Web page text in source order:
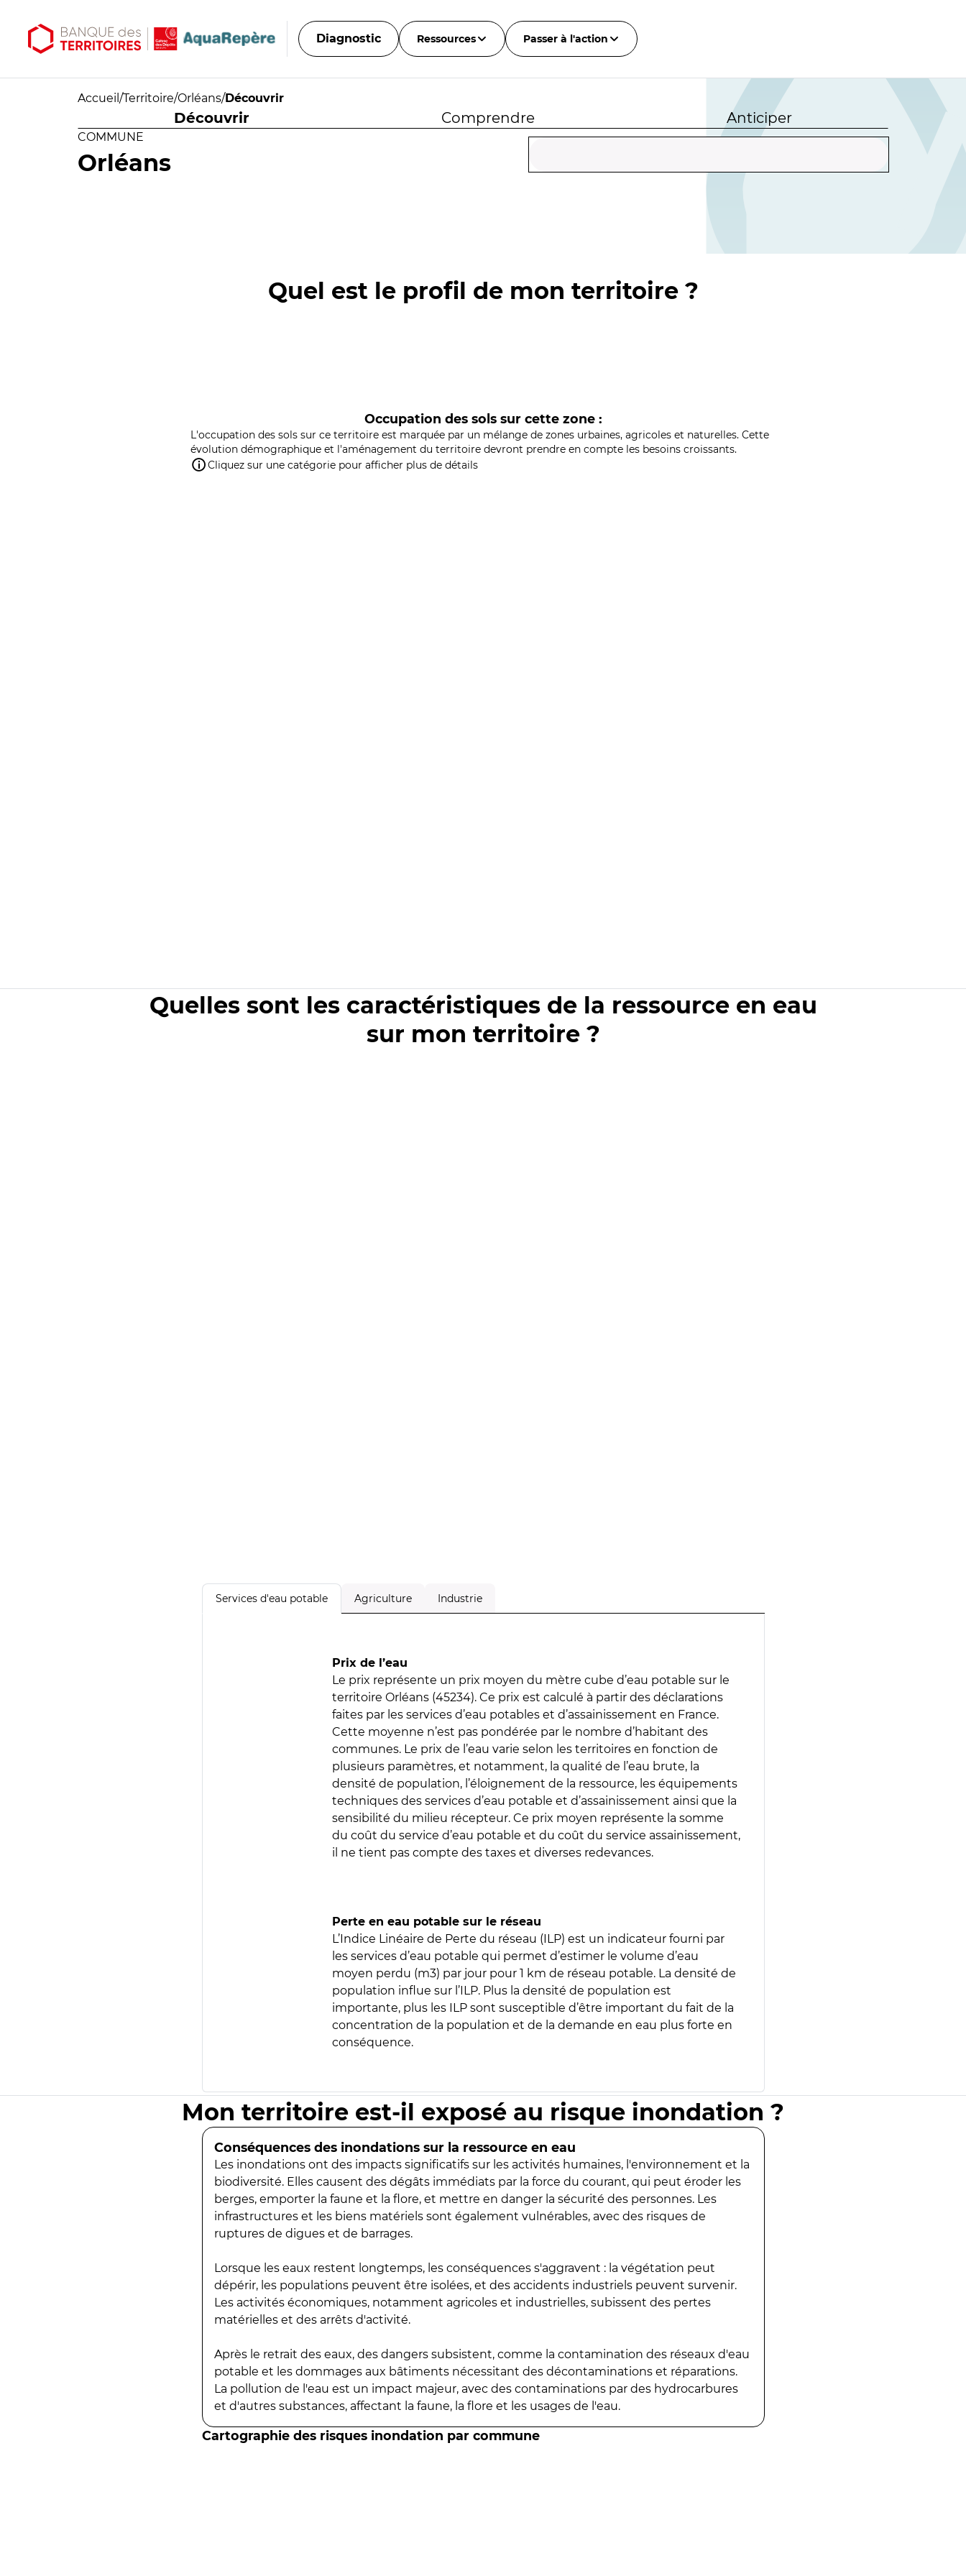
Diagnostic Ressources Passer à l'action
Accueil /Territoire/Orléans/Découvrir
Découvrir Comprendre Anticiper
COMMUNE
Orléans
Quel est le profil de mon territoire ?
Occupation des sols sur cette zone :
L'occupation des sols sur ce territoire est marquée par un mélange de zones urbaines, agricoles et naturelles. Cette
évolution démographique et l'aménagement du territoire devront prendre en compte les besoins croissants.
Cliquez sur une catégorie pour afficher plus de détails
Quelles sont les caractéristiques de la ressource en eau
sur mon territoire ?
Services d'eau potable Agriculture Industrie
Prix de l’eau
Le prix représente un prix moyen du mètre cube d’eau potable sur le
territoire Orléans (45234). Ce prix est calculé à partir des déclarations
faites par les services d’eau potables et d’assainissement en France.
Cette moyenne n’est pas pondérée par le nombre d’habitant des
communes. Le prix de l’eau varie selon les territoires en fonction de
plusieurs paramètres, et notamment, la qualité de l’eau brute, la
densité de population, l’éloignement de la ressource, les équipements
techniques des services d’eau potable et d’assainissement ainsi que la
sensibilité du milieu récepteur. Ce prix moyen représente la somme
du coût du service d’eau potable et du coût du service assainissement,
il ne tient pas compte des taxes et diverses redevances.
Perte en eau potable sur le réseau
L’Indice Linéaire de Perte du réseau (ILP) est un indicateur fourni par
les services d’eau potable qui permet d’estimer le volume d’eau
moyen perdu (m3) par jour pour 1 km de réseau potable. La densité de
population influe sur l’ILP. Plus la densité de population est
importante, plus les ILP sont susceptible d’être important du fait de la
concentration de la population et de la demande en eau plus forte en
conséquence.
Mon territoire est-il exposé au risque inondation ?
Conséquences des inondations sur la ressource en eau
Les inondations ont des impacts significatifs sur les activités humaines, l'environnement et la
biodiversité. Elles causent des dégâts immédiats par la force du courant, qui peut éroder les
berges, emporter la faune et la flore, et mettre en danger la sécurité des personnes. Les
infrastructures et les biens matériels sont également vulnérables, avec des risques de
ruptures de digues et de barrages.
Lorsque les eaux restent longtemps, les conséquences s'aggravent : la végétation peut
dépérir, les populations peuvent être isolées, et des accidents industriels peuvent survenir.
Les activités économiques, notamment agricoles et industrielles, subissent des pertes
matérielles et des arrêts d'activité.
Après le retrait des eaux, des dangers subsistent, comme la contamination des réseaux d'eau
potable et les dommages aux bâtiments nécessitant des décontaminations et réparations.
La pollution de l'eau est un impact majeur, avec des contaminations par des hydrocarbures
et d'autres substances, affectant la faune, la flore et les usages de l'eau.
Cartographie des risques inondation par commune